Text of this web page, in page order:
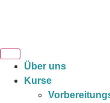
Über uns
Kurse